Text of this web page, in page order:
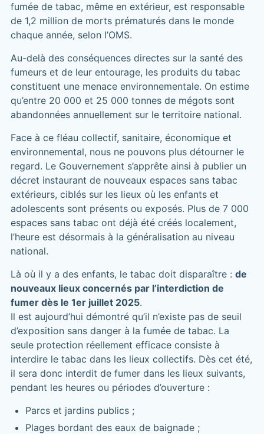
fumée de tabac, même en extérieur, est responsable
de 1,2 million de morts prématurés dans le monde
chaque année, selon l’OMS.
Au-delà des conséquences directes sur la santé des
fumeurs et de leur entourage, les produits du tabac
constituent une menace environnementale. On estime
qu’entre 20 000 et 25 000 tonnes de mégots sont
abandonnées annuellement sur le territoire national.
Face à ce fléau collectif, sanitaire, économique et
environnemental, nous ne pouvons plus détourner le
regard. Le Gouvernement s’apprête ainsi à publier un
décret instaurant de nouveaux espaces sans tabac
extérieurs, ciblés sur les lieux où les enfants et
adolescents sont présents ou exposés. Plus de 7 000
espaces sans tabac ont déjà été créés localement,
l’heure est désormais à la généralisation au niveau
national.
Là où il y a des enfants, le tabac doit disparaître : de
nouveaux lieux concernés par l’interdiction de
fumer dès le 1er juillet 2025.
Il est aujourd’hui démontré qu’il n’existe pas de seuil
d’exposition sans danger à la fumée de tabac. La
seule protection réellement efficace consiste à
interdire le tabac dans les lieux collectifs. Dès cet été,
il sera donc interdit de fumer dans les lieux suivants,
pendant les heures ou périodes d’ouverture :
Parcs et jardins publics ;
Plages bordant des eaux de baignade ;